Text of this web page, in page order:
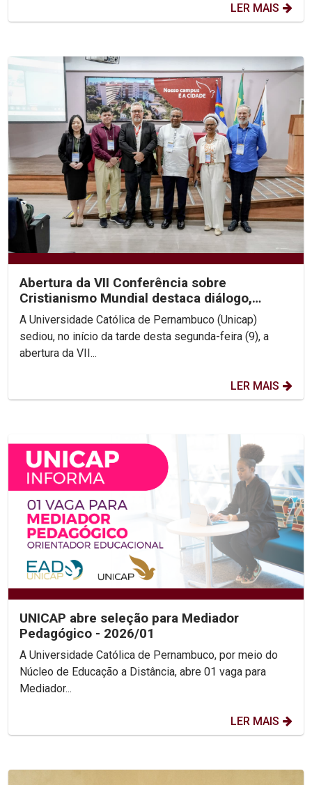
LER MAIS
Abertura da VII Conferência sobre
Cristianismo Mundial destaca diálogo,
diversidade religiosa e...
A Universidade Católica de Pernambuco (Unicap)
sediou, no início da tarde desta segunda-feira (9), a
abertura da VII...
LER MAIS
UNICAP abre seleção para Mediador
Pedagógico - 2026/01
A Universidade Católica de Pernambuco, por meio do
Núcleo de Educação a Distância, abre 01 vaga para
Mediador...
LER MAIS